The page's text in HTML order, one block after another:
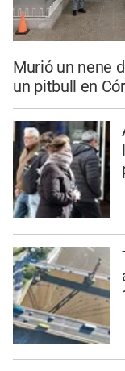
Murió un nene
un pitbull en